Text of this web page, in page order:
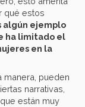
qué estos
algún ejemplo
ha limitado el
en la
manera, pueden
narrativas,
están muy